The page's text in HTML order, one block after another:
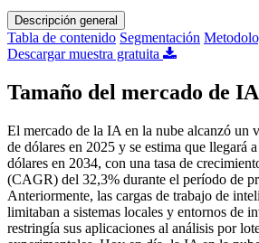
Descripción general
Tabla de contenido Segmentación
Descargar muestra gratuita
Tamaño del mercado de
El mercado de la IA en la nube alcanzó un
de dólares en 2025 y se estima que llegará
dólares en 2034, con una tasa de
(CAGR) del 32,3% durante el período de
Anteriormente, las cargas de trabajo de
limitaban a sistemas locales y entornos de
restringía sus aplicaciones al análisis por